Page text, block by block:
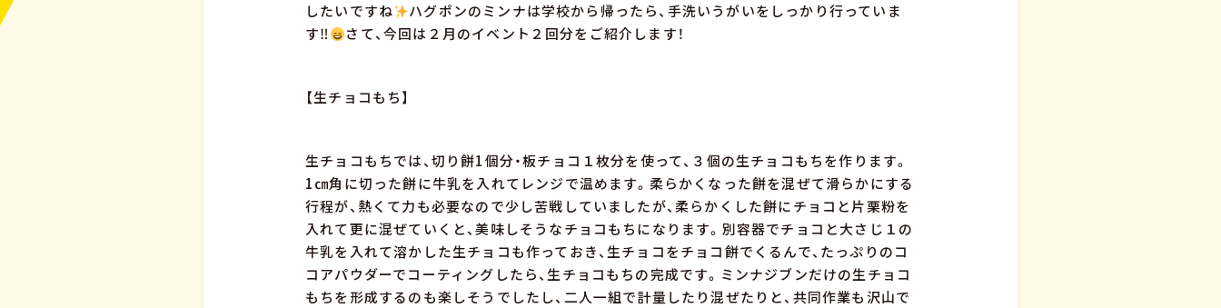
したいですね
ハグポンのミンナは学校から帰ったら、手洗いうがいをしっかり行っていま
す‼
さて、今回は２月のイベント２回分をご紹介します！
【生チョコもち】
生チョコもちでは、切り餅1個分・板チョコ１枚分を使って、３個の生チョコもちを作ります。
1㎝角に切った餅に牛乳を入れてレンジで温めます。柔らかくなった餅を混ぜて滑らかにする
行程が、熱くて力も必要なので少し苦戦していましたが、柔らかくした餅にチョコと片栗粉を
入れて更に混ぜていくと、美味しそうなチョコもちになります。別容器でチョコと大さじ１の
牛乳を入れて溶かした生チョコも作っておき、生チョコをチョコ餅でくるんで、たっぷりのコ
コアパウダーでコーティングしたら、生チョコもちの完成です。ミンナジブンだけの生チョコ
もちを形成するのも楽しそうでしたし、二人一組で計量したり混ぜたりと、共同作業も沢山で